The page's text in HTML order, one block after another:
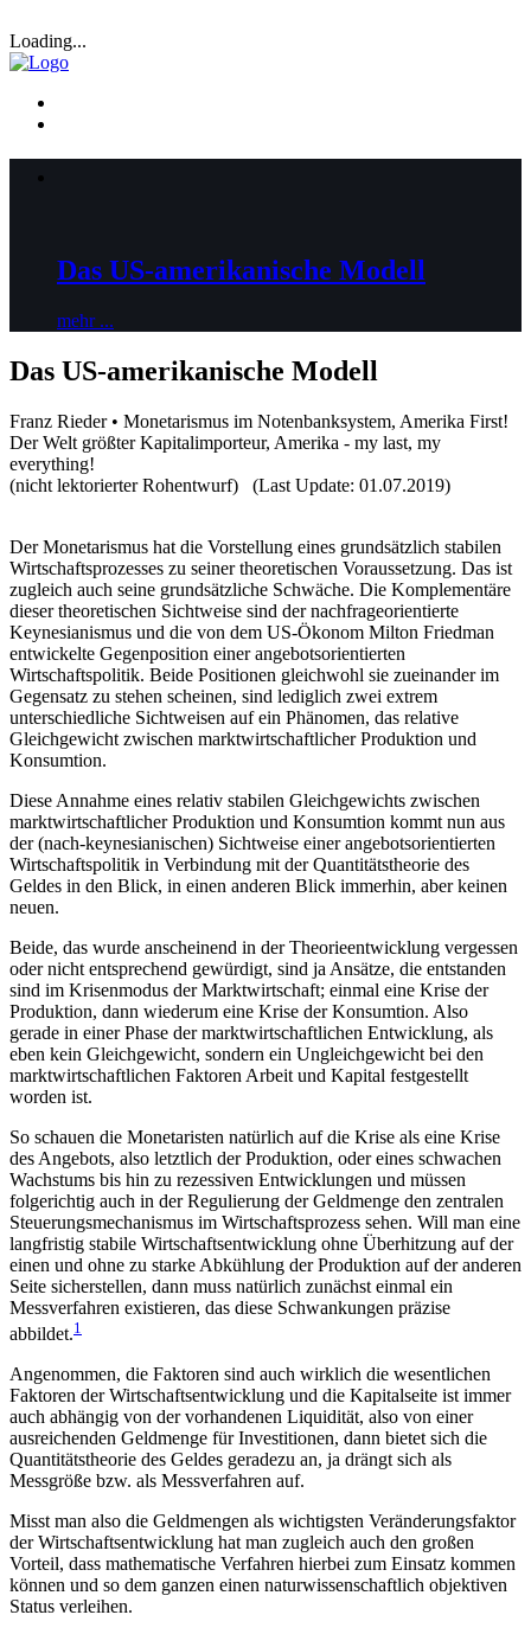
Loading...
Das US-amerikanische Modell
mehr ...
Das US-amerikanische Modell
Franz Rieder • Monetarismus im Notenbanksystem, Amerika First!
Der Welt größter Kapitalimporteur, Amerika - my last, my
everything!
(nicht lektorierter Rohentwurf) (Last Update: 01.07.2019)
Der Monetarismus hat die Vorstellung eines grundsätzlich stabilen
Wirtschaftsprozesses zu seiner theoretischen Voraussetzung. Das ist
zugleich auch seine grundsätzliche Schwäche. Die Komplementäre
dieser theoretischen Sichtweise sind der nachfrageorientierte
Keynesianismus und die von dem US-Ökonom Milton Friedman
entwickelte Gegenposition einer angebotsorientierten
Wirtschaftspolitik. Beide Positionen gleichwohl sie zueinander im
Gegensatz zu stehen scheinen, sind lediglich zwei extrem
unterschiedliche Sichtweisen auf ein Phänomen, das relative
Gleichgewicht zwischen marktwirtschaftlicher Produktion und
Konsumtion.
Diese Annahme eines relativ stabilen Gleichgewichts zwischen
marktwirtschaftlicher Produktion und Konsumtion kommt nun aus
der (nach-keynesianischen) Sichtweise einer angebotsorientierten
Wirtschaftspolitik in Verbindung mit der Quantitätstheorie des
Geldes in den Blick, in einen anderen Blick immerhin, aber keinen
neuen.
Beide, das wurde anscheinend in der Theorieentwicklung vergessen
oder nicht entsprechend gewürdigt, sind ja Ansätze, die entstanden
sind im Krisenmodus der Marktwirtschaft; einmal eine Krise der
Produktion, dann wiederum eine Krise der Konsumtion. Also
gerade in einer Phase der marktwirtschaftlichen Entwicklung, als
eben kein Gleichgewicht, sondern ein Ungleichgewicht bei den
marktwirtschaftlichen Faktoren Arbeit und Kapital festgestellt
worden ist.
So schauen die Monetaristen natürlich auf die Krise als eine Krise
des Angebots, also letztlich der Produktion, oder eines schwachen
Wachstums bis hin zu rezessiven Entwicklungen und müssen
folgerichtig auch in der Regulierung der Geldmenge den zentralen
Steuerungsmechanismus im Wirtschaftsprozess sehen. Will man eine
langfristig stabile Wirtschaftsentwicklung ohne Überhitzung auf der
einen und ohne zu starke Abkühlung der Produktion auf der anderen
Seite sicherstellen, dann muss natürlich zunächst einmal ein
Messverfahren existieren, das diese Schwankungen präzise
abbildet.1
Angenommen, die Faktoren sind auch wirklich die wesentlichen
Faktoren der Wirtschaftsentwicklung und die Kapitalseite ist immer
auch abhängig von der vorhandenen Liquidität, also von einer
ausreichenden Geldmenge für Investitionen, dann bietet sich die
Quantitätstheorie des Geldes geradezu an, ja drängt sich als
Messgröße bzw. als Messverfahren auf.
Misst man also die Geldmengen als wichtigsten Veränderungsfaktor
der Wirtschaftsentwicklung hat man zugleich auch den großen
Vorteil, dass mathematische Verfahren hierbei zum Einsatz kommen
können und so dem ganzen einen naturwissenschaftlich objektiven
Status verleihen.